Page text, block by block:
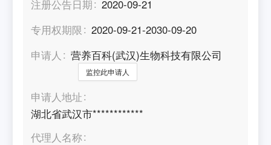
注册公告日期
2020-09-21
专用权期限
2020-09-21-2030-09-20
申请人
营养百科(武汉)生物科技有限公司
监控此申请人
申请人地址
湖北省武汉市************
代理人名称